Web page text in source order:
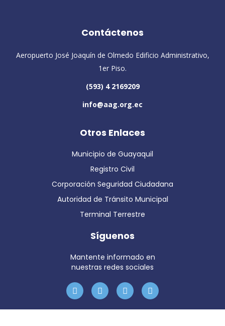
Contáctenos
Aeropuerto José Joaquín de Olmedo Edificio Administrativo,
1er Piso.
(593) 4 2169209
info@aag.org.ec
Otros Enlaces
Municipio de Guayaquil
Registro Civil
Corporación Seguridad Ciudadana
Autoridad de Tránsito Municipal
Terminal Terrestre
Síguenos
Mantente informado en
nuestras redes sociales